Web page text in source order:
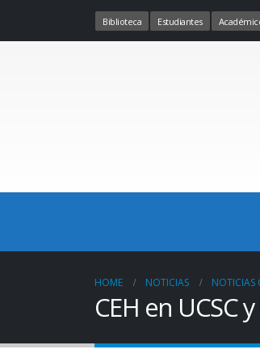
Biblioteca Estudiantes
HOME NOTICIAS NOTICIAS
CEH en UCSC